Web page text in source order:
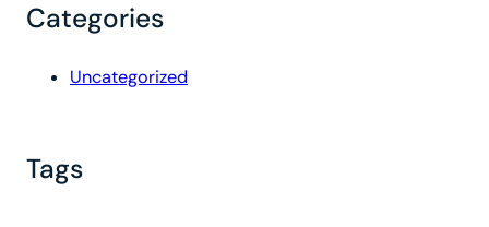
Categories
Uncategorized
Tags